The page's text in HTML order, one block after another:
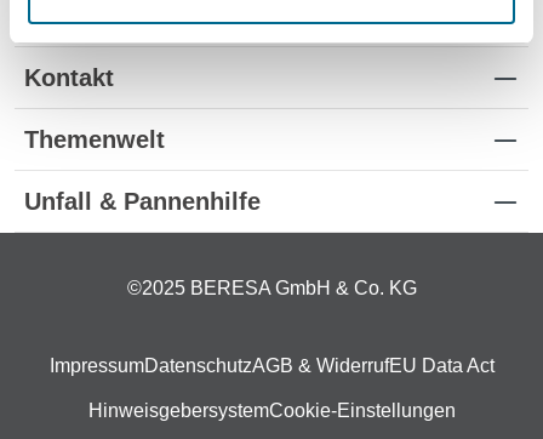
Standorte
Kontakt
Themenwelt
Unfall & Pannenhilfe
©2025 BERESA GmbH & Co. KG
ImpressumDatenschutzAGB & WiderrufEU Data Act
HinweisgebersystemCookie-Einstellungen